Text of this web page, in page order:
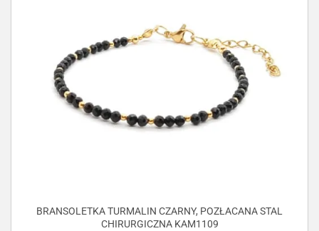
BRANSOLETKA TURMALIN CZARNY, POZŁACANA STAL
CHIRURGICZNA KAM1109